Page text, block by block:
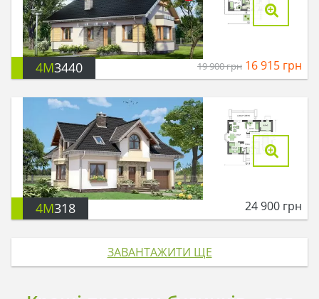
4M3440 19 900грн 16 915 грн
4M318 24 900 грн
ЗАВАНТАЖИТИ ЩЕ